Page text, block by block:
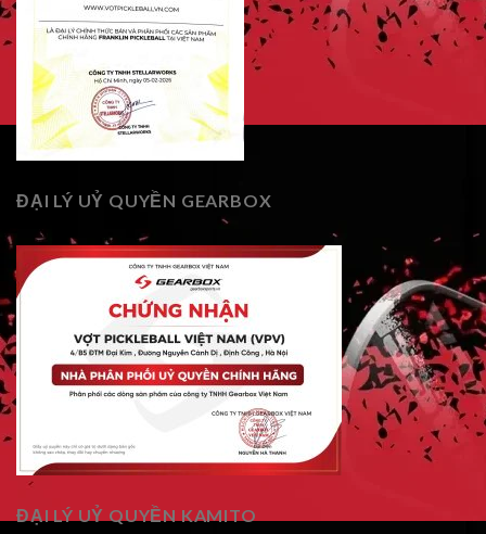
ĐẠI LÝ UỶ QUYỀN GEARBOX
ĐẠI LÝ UỶ QUYỀN KAMITO